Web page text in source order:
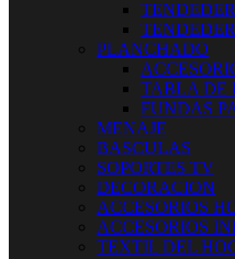
PLANCHADO
TABLA DE
FUNDAS
MENAJE
BASCULAS
SOPORTES TV
DECORACION
ACCESORIOS
ACCESORIOS
TEXTIL DEL